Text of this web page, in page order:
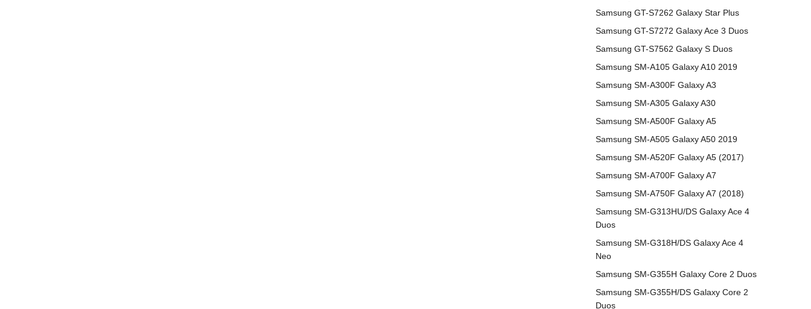
Samsung GT-S7262 Galaxy Star Plus
Samsung GT-S7272 Galaxy Ace 3 Duos
Samsung GT-S7562 Galaxy S Duos
Samsung SM-A105 Galaxy A10 2019
Samsung SM-A300F Galaxy A3
Samsung SM-A305 Galaxy A30
Samsung SM-A500F Galaxy A5
Samsung SM-A505 Galaxy A50 2019
Samsung SM-A520F Galaxy A5 (2017)
Samsung SM-A700F Galaxy A7
Samsung SM-A750F Galaxy A7 (2018)
Samsung SM-G313HU/DS Galaxy Ace 4
Duos
Samsung SM-G318H/DS Galaxy Ace 4
Neo
Samsung SM-G355H Galaxy Core 2 Duos
Samsung SM-G355H/DS Galaxy Core 2
Duos